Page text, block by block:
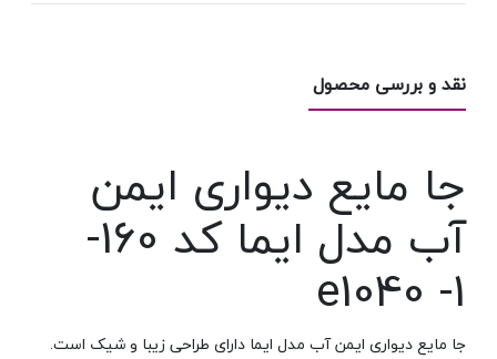
نقد و بررسی محصول
جا مایع دیواری ایمن
آب مدل ایما کد 160-
e1040 -1
جا مایع دیواری ایمن آب مدل ایما دارای طراحی زیبا و شیک است.